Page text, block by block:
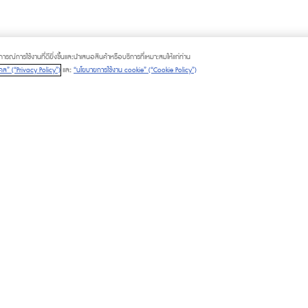
ณ์การใช้งานที่ดียิ่งขึ้นและนำเสนอสินค้าหรือบริการที่เหมาะสมให้แก่ท่าน
(“Privacy Policy”)และ“นโยบายการใช้งาน cookie” (“Cookie Policy”)